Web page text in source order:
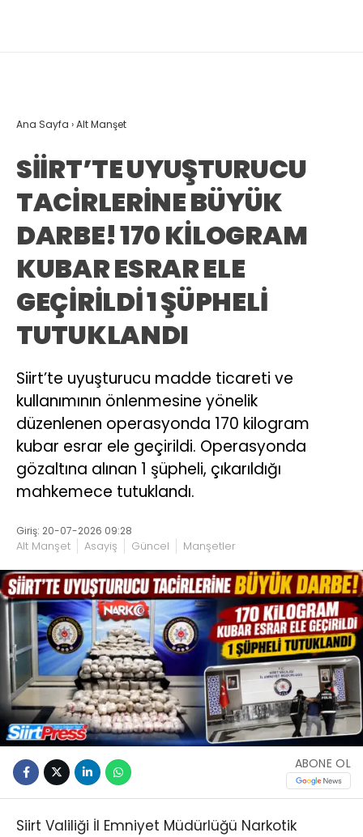
Ana Sayfa ›Alt Manşet
SİİRT’TE UYUŞTURUCU
TACİRLERİNE BÜYÜK
DARBE! 170 KİLOGRAM
KUBAR ESRAR ELE
GEÇİRİLDİ 1 ŞÜPHELİ
TUTUKLANDI
Siirt’te uyuşturucu madde ticareti ve
kullanımının önlenmesine yönelik
düzenlenen operasyonda 170 kilogram
kubar esrar ele geçirildi. Operasyonda
gözaltına alınan 1 şüpheli, çıkarıldığı
mahkemece tutuklandı.
Giriş: 20-07-2026 09:28
Alt Manşet Asayiş Güncel Manşetler
ABONE OL
Siirt Valiliği İl Emniyet Müdürlüğü Narkotik